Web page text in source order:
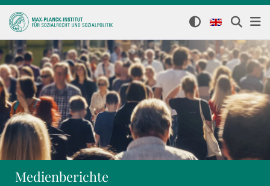
Medienberichte